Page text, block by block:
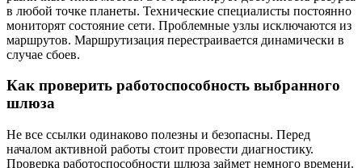
в любой точке планеты. Технические специалисты постоянно
мониторят состояние сети. Проблемные узлы исключаются из
маршрутов. Маршрутизация перестраивается динамически в
случае сбоев.
Как проверить работоспособность выбранного
шлюза
Не все ссылки одинаково полезны и безопасны. Перед
началом активной работы стоит провести диагностику.
Проверка работоспособности шлюза займет немного времени.